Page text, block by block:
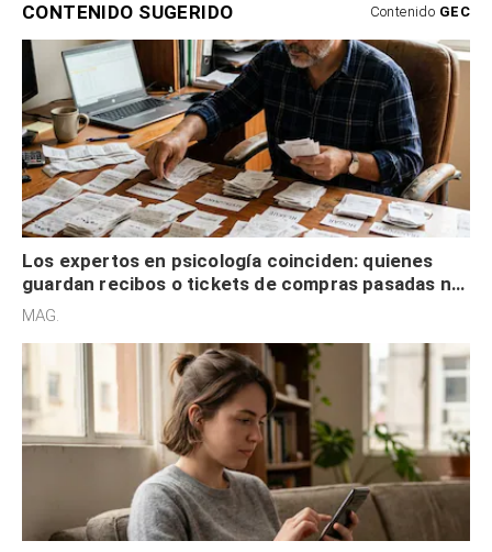
CONTENIDO SUGERIDO Contenido GEC
Los expertos en psicología coinciden: quienes
guardan recibos o tickets de compras pasadas no
son acumuladores, sino que tienen necesidad de
MAG.